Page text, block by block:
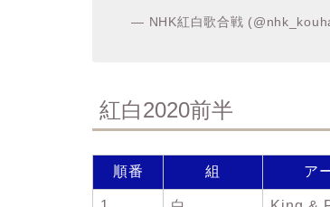
— NHK紅白歌合戦
紅白2020前半
順番 組 ア